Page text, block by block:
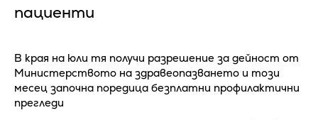
пациенти
В края на юли тя получи разрешение за дейност от
Министерството на здравеопазването и този
месец започна поредица безплатни профилактични
прегледи